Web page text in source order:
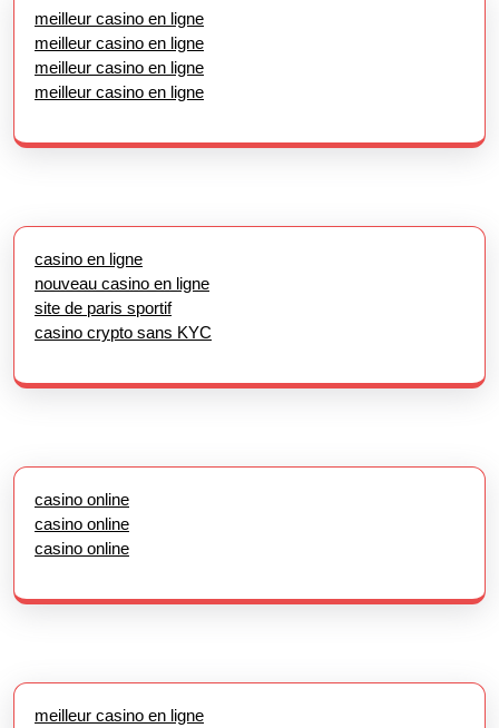
meilleur casino en ligne
meilleur casino en ligne
meilleur casino en ligne
meilleur casino en ligne
casino en ligne
nouveau casino en ligne
site de paris sportif
casino crypto sans KYC
casino online
casino online
casino online
meilleur casino en ligne